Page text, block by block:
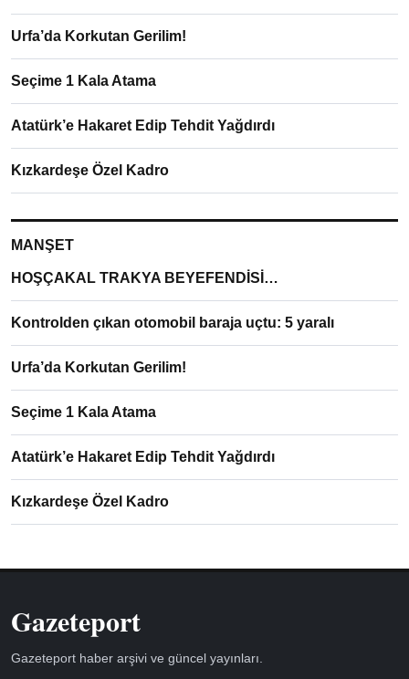
Urfa’da Korkutan Gerilim!
Seçime 1 Kala Atama
Atatürk’e Hakaret Edip Tehdit Yağdırdı
Kızkardeşe Özel Kadro
MANŞET
HOŞÇAKAL TRAKYA BEYEFENDİSİ…
Kontrolden çıkan otomobil baraja uçtu: 5 yaralı
Urfa’da Korkutan Gerilim!
Seçime 1 Kala Atama
Atatürk’e Hakaret Edip Tehdit Yağdırdı
Kızkardeşe Özel Kadro
Gazeteport
Gazeteport haber arşivi ve güncel yayınları.